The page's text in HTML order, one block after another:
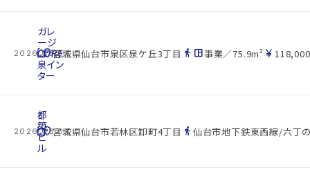
2026.08.07
cottage
ガレ
ージ
CORE
泉イン
ター
location_on宮城県仙台市泉区泉ケ丘3丁目 directions_walk space_dashboard事業／75.9m² currency_yen
2026.08.07
cottage
都
築
ビ
ル
location_on宮城県仙台市若林区卸町4丁目 directions_walk 仙台市地下鉄東西線/六丁